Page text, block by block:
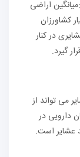
اراضی
کشاورزان
در کنار
گیرد.
می تواند از
دارویی در
عشایر است.